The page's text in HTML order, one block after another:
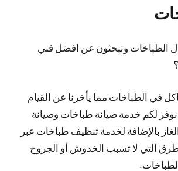
الطباخات وتبحثون عن افضل فني
في الطباخات مما يأخرنا عن القيام
نوفر لكم خدمة صيانة طباخات وصيانة
بالإضافة لخدمة تنظيف طباخات عبر
التي لا تسبب الخدوش أو الجروح